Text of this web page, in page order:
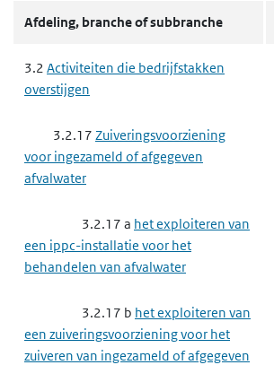
Afdeling, branche of subbranche
3.2 Activiteiten die bedrijfstakken
overstijgen
3.2.17 Zuiveringsvoorziening
voor ingezameld of afgegeven
afvalwater
3.2.17 a het exploiteren van
een ippc-installatie voor het
behandelen van afvalwater
3.2.17 b het exploiteren van
een zuiveringsvoorziening voor het
zuiveren van ingezameld of afgegeven